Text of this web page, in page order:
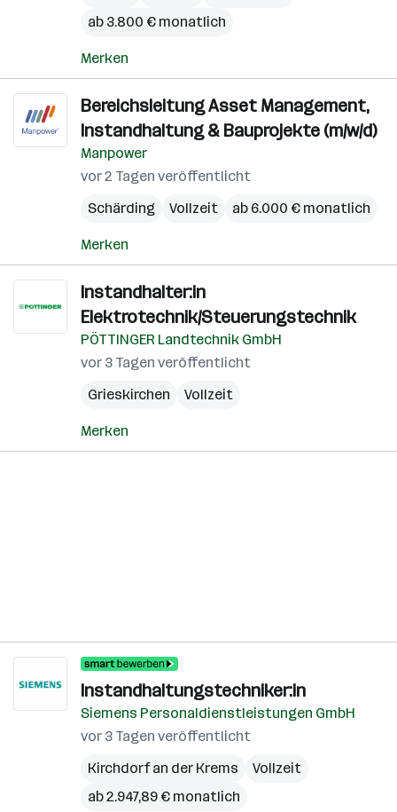
ab 3.800 € monatlich
Merken
Bereichsleitung Asset Management,
Instandhaltung & Bauprojekte (m/w/d)
Manpower
vor 2 Tagen veröffentlicht
Schärding
Vollzeit ab 6.000 € monatlich
Merken
Instandhalter:in
Elektrotechnik/Steuerungstechnik
PÖTTINGER Landtechnik GmbH
vor 3 Tagen veröffentlicht
Grieskirchen
Vollzeit
Merken
Instandhaltungstechniker:in
Siemens Personaldienstleistungen GmbH
vor 3 Tagen veröffentlicht
Kirchdorf an der Krems
Vollzeit
ab 2.947,89 € monatlich